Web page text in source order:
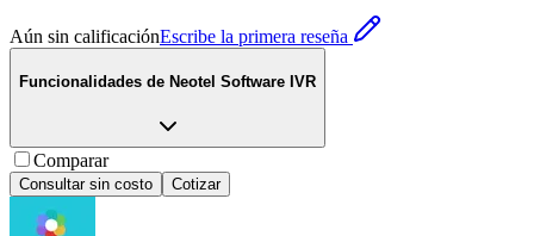
Aún sin calificaciónEscribe la primera reseña
Funcionalidades de Neotel Software IVR
Comparar
Consultar sin costo Cotizar